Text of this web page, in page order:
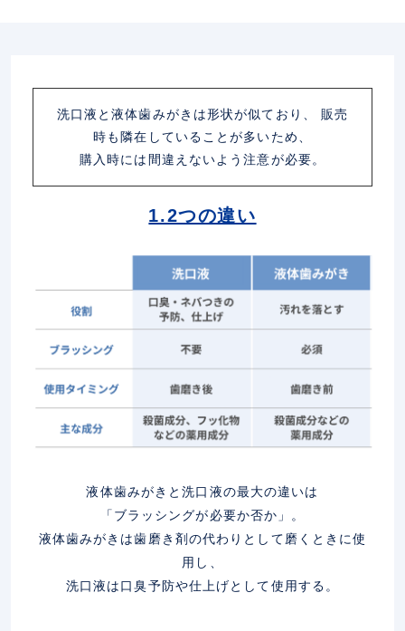
洗口液と液体歯みがきは形状が似ており、 販売
時も隣在していることが多いため、
購入時には間違えないよう注意が必要。
1.2つの違い
液体歯みがきと洗口液の最大の違いは
「ブラッシングが必要か否か」。
液体歯みがきは歯磨き剤の代わりとして磨くときに使
用し、
洗口液は口臭予防や仕上げとして使用する。